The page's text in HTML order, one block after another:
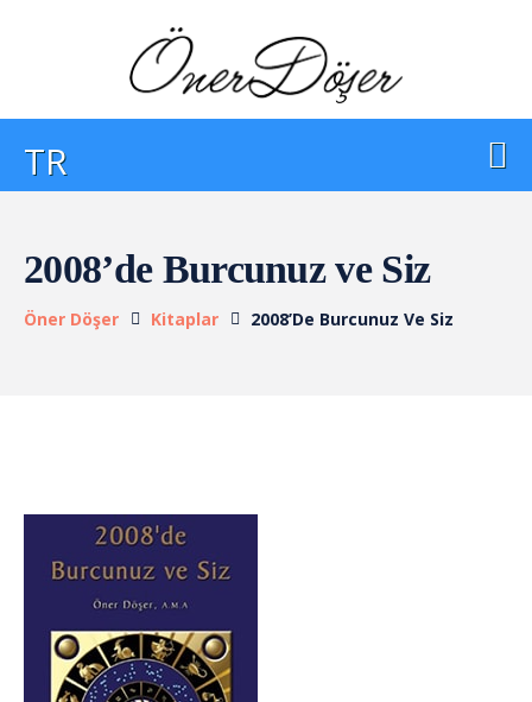
TR
2008’de Burcunuz ve Siz
Öner Döşer Kitaplar 2008’de Burcunuz Ve Siz